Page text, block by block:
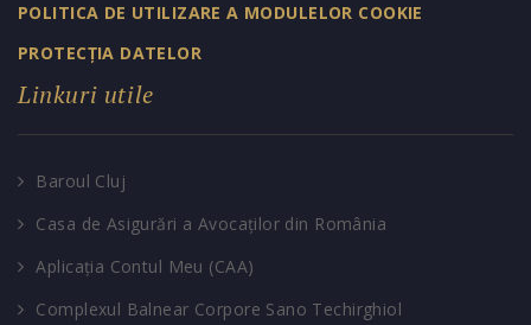
POLITICA DE UTILIZARE A MODULELOR COOKIE
PROTECȚIA DATELOR
Linkuri utile
Baroul Cluj
Casa de Asigurări a Avocaților din România
Aplicația Contul Meu (CAA)
Complexul Balnear Corpore Sano Techirghiol